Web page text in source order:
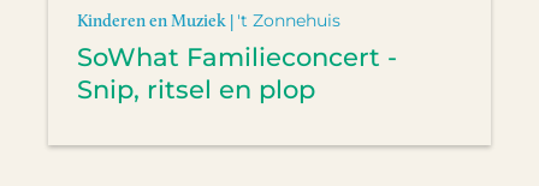
Kinderen en Muziek | 't Zonnehuis
SoWhat Familieconcert -
Snip, ritsel en plop